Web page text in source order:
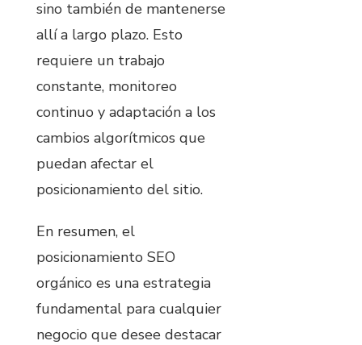
sino también de mantenerse
allí a largo plazo. Esto
requiere un trabajo
constante, monitoreo
continuo y adaptación a los
cambios algorítmicos que
puedan afectar el
posicionamiento del sitio.
En resumen, el
posicionamiento SEO
orgánico es una estrategia
fundamental para cualquier
negocio que desee destacar